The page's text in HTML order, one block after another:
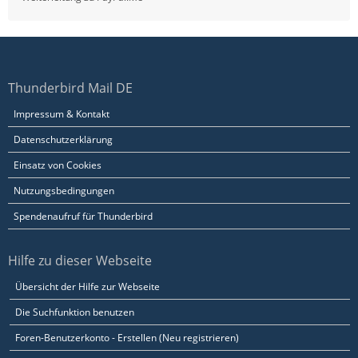
Thunderbird Mail DE
Impressum & Kontakt
Datenschutzerklärung
Einsatz von Cookies
Nutzungsbedingungen
Spendenaufruf für Thunderbird
Hilfe zu dieser Webseite
Übersicht der Hilfe zur Webseite
Die Suchfunktion benutzen
Foren-Benutzerkonto - Erstellen (Neu registrieren)